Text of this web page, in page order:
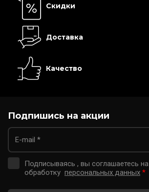
Скидки
Доставка
Качество
Подпишись на акции
Подписываясь , вы соглашаетесь на
обработку персональных данных *